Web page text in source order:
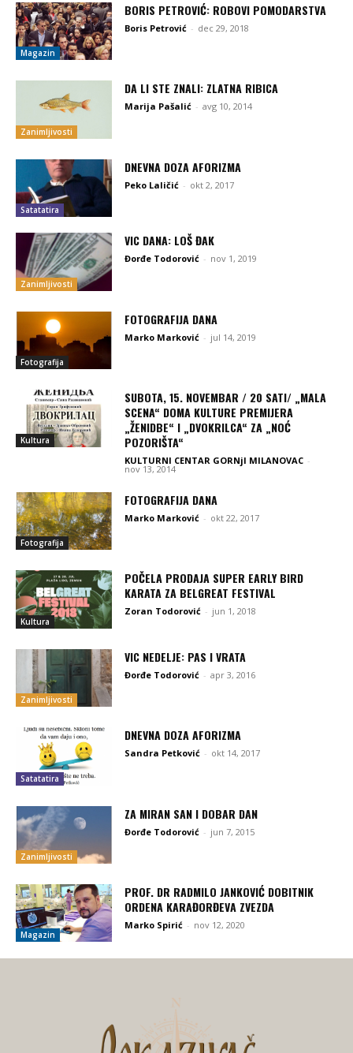
Magazin
BORIS PETROVIĆ: ROBOVI POMODARSTVA
Boris Petrović - dec 29, 2018
Zanimljivosti
DA LI STE ZNALI: ZLATNA RIBICA
Marija Pašalić - avg 10, 2014
Satatatira
DNEVNA DOZA AFORIZMA
Peko Laličić - okt 2, 2017
Zanimljivosti
VIC DANA: LOŠ ĐAK
Đorđe Todorović - nov 1, 2019
Fotografija
FOTOGRAFIJA DANA
Marko Marković - jul 14, 2019
Kultura
SUBOTA, 15. NOVEMBAR / 20 SATI/ „MALA
SCENA“ DOMA KULTURE PREMIJERA
„ŽENIDBE“ I „DVOKRILCA“ ZA „NOĆ
POZORIŠTA“
KULTURNI CENTAR GORNjI MILANOVAC -
nov 13, 2014
Fotografija
FOTOGRAFIJA DANA
Marko Marković - okt 22, 2017
Kultura
POČELA PRODAJA SUPER EARLY BIRD
KARATA ZA BELGREAT FESTIVAL
Zoran Todorović - jun 1, 2018
Zanimljivosti
VIC NEDELJE: PAS I VRATA
Đorđe Todorović - apr 3, 2016
Satatatira
DNEVNA DOZA AFORIZMA
Sandra Petković - okt 14, 2017
Zanimljivosti
ZA MIRAN SAN I DOBAR DAN
Đorđe Todorović - jun 7, 2015
Magazin
PROF. DR RADMILO JANKOVIĆ DOBITNIK
ORDENA KARAĐORĐEVA ZVEZDA
Marko Spirić - nov 12, 2020